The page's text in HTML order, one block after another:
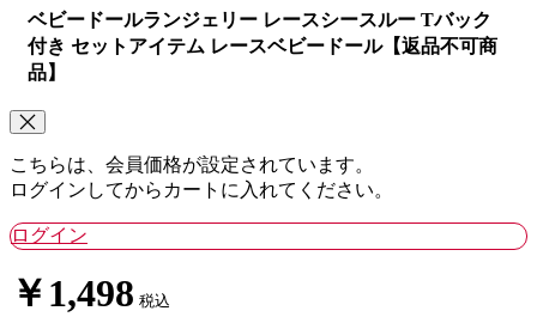
ベビードールランジェリー レースシースルー Tバック
付き セットアイテム レースベビードール【返品不可商
品】
こちらは、会員価格が設定されています。
ログインしてからカートに入れてください。
ログイン
￥1,498 税込